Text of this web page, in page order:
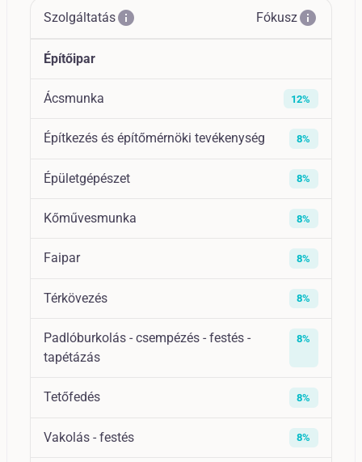
Szolgáltatásinfo Fókuszinfo
Építőipar
Ácsmunka 12%
Építkezés és építőmérnöki tevékenység 8%
Épületgépészet 8%
Kőművesmunka 8%
Faipar 8%
Térkövezés 8%
Padlóburkolás - csempézés - festés -
tapétázás
8%
Tetőfedés 8%
Vakolás - festés 8%